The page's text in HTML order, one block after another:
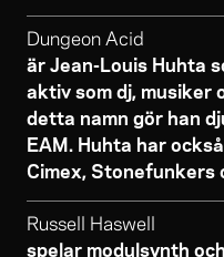
Dungeon Acid
är Jean-Louis Huhta
aktiv som dj, musiker
detta namn gör han
EAM. Huhta har
Cimex, Stonefunkers
Russell Haswell
spelar modulsynth